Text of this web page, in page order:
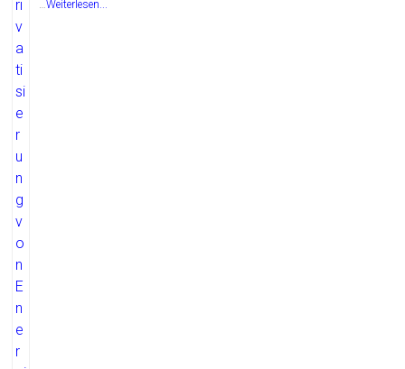
…Weiterlesen...